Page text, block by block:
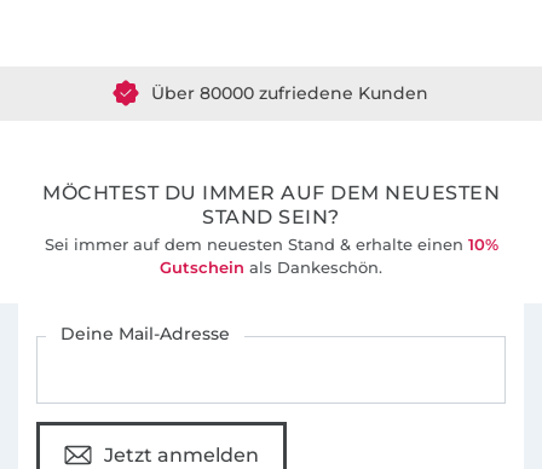
MÖCHTEST DU IMMER AUF DEM NEUESTEN
STAND SEIN?
Sei immer auf dem neuesten Stand & erhalte einen 10%
Gutschein als Dankeschön.
Deine Mail-Adresse
Jetzt anmelden